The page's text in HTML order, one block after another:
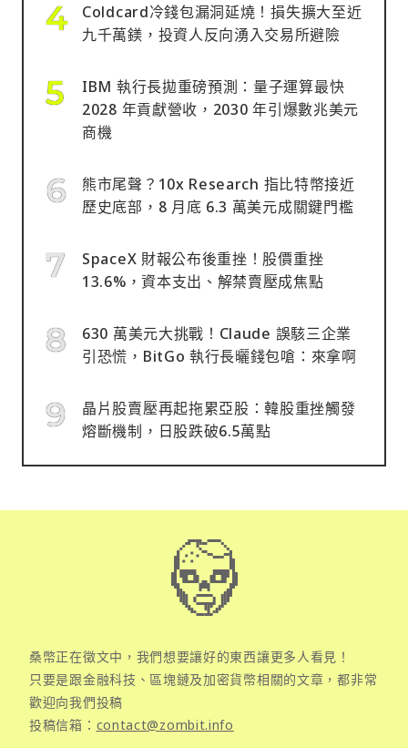
Coldcard冷錢包漏洞延燒！損失擴大至近
九千萬鎂，投資人反向湧入交易所避險
IBM 執行長拋重磅預測：量子運算最快
2028 年貢獻營收，2030 年引爆數兆美元
商機
熊市尾聲？10x Research 指比特幣接近
歷史底部，8 月底 6.3 萬美元成關鍵門檻
SpaceX 財報公布後重挫！股價重挫
13.6%，資本支出、解禁賣壓成焦點
630 萬美元大挑戰！Claude 誤駭三企業
引恐慌，BitGo 執行長曬錢包嗆：來拿啊
晶片股賣壓再起拖累亞股：韓股重挫觸發
熔斷機制，日股跌破6.5萬點
桑幣正在徵文中，我們想要讓好的東西讓更多人看見！
只要是跟金融科技、區塊鏈及加密貨幣相關的文章，都非常
歡迎向我們投稿
投稿信箱： contact@zombit.info